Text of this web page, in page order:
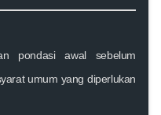
pondasi awal sebelum
umum yang diperlukan